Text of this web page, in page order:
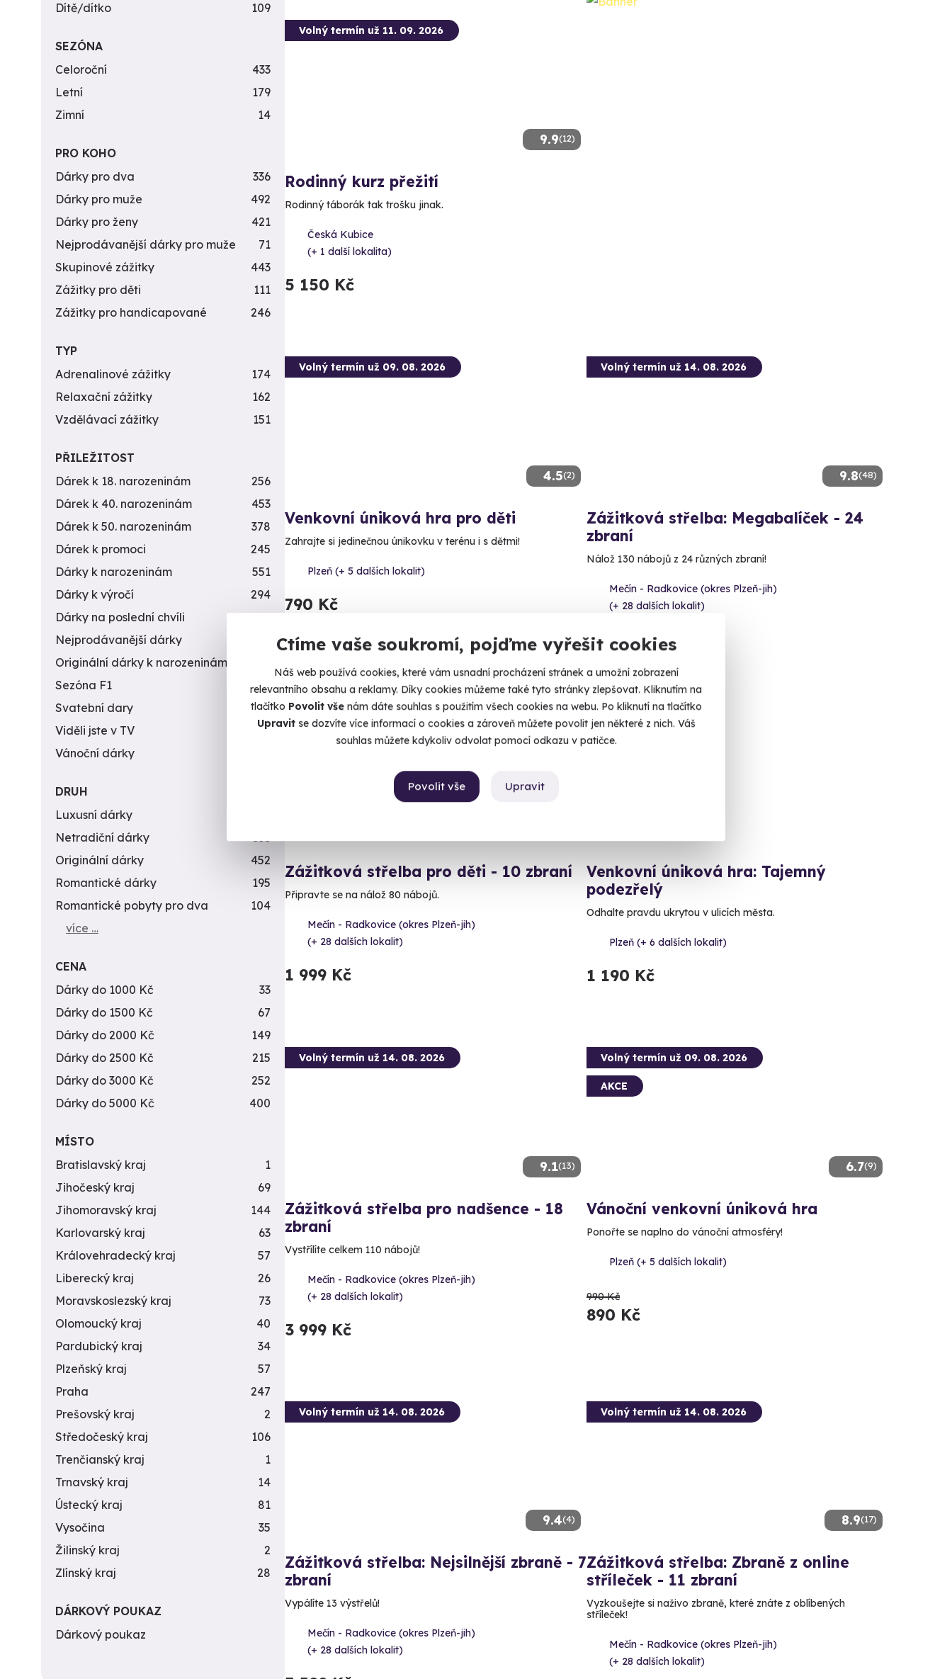
Ctíme vaše soukromí, pojďme vyřešit cookies
Náš web používá cookies, které vám usnadní procházení stránek a umožní zobrazení
relevantního obsahu a reklamy. Díky cookies můžeme také tyto stránky zlepšovat. Kliknutím na
tlačítko Povolit vše nám dáte souhlas s použitím všech cookies na webu. Po kliknutí na tlačítko
Upravitse dozvíte více informací o cookies a zároveň můžete povolit jen některé z nich. Váš
souhlas můžete kdykoliv odvolat pomocí odkazu v patičce.
Upravit
Povolit vše
9.9(12)
Volný termín už 11. 09. 2026
Rodinný kurz přežití
Rodinný táborák tak trošku jinak.
Česká Kubice
(+ 1 další lokalita)
5 150 Kč
4.5(2)
Volný termín už 09. 08. 2026
Venkovní úniková hra pro děti
Zahrajte si jedinečnou únikovku v terénu i s dětmi!
Plzeň (+ 5 dalších lokalit)
790 Kč
9.8(48)
Volný termín už 14. 08. 2026
Zážitková střelba: Megabalíček - 24
zbraní
Nálož 130 nábojů z 24 různých zbraní!
Mečín - Radkovice (okres Plzeň-jih)
(+ 28 dalších lokalit)
4 999 Kč
Volný termín už 14. 08. 2026
Zážitková střelba pro děti - 10 zbraní
Připravte se na nálož 80 nábojů.
Mečín - Radkovice (okres Plzeň-jih)
(+ 28 dalších lokalit)
1 999 Kč
Novinka
Venkovní úniková hra: Tajemný
podezřelý
Odhalte pravdu ukrytou v ulicích města.
Plzeň (+ 6 dalších lokalit)
1 190 Kč
9.1(13)
Volný termín už 14. 08. 2026
Zážitková střelba pro nadšence - 18
zbraní
Vystřílíte celkem 110 nábojů!
Mečín - Radkovice (okres Plzeň-jih)
(+ 28 dalších lokalit)
3 999 Kč
6.7(9)
Volný termín už 09. 08. 2026
AKCE
Vánoční venkovní úniková hra
Ponořte se naplno do vánoční atmosféry!
Plzeň (+ 5 dalších lokalit)
990 Kč
890 Kč
9.4(4)
Volný termín už 14. 08. 2026
Zážitková střelba: Nejsilnější zbraně - 7
zbraní
Vypálíte 13 výstřelů!
Mečín - Radkovice (okres Plzeň-jih)
(+ 28 dalších lokalit)
8.9(17)
Volný termín už 14. 08. 2026
Zážitková střelba: Zbraně z online
stříleček - 11 zbraní
Vyzkoušejte si naživo zbraně, které znáte z oblíbených
stříleček!
Mečín - Radkovice (okres Plzeň-jih)
(+ 28 dalších lokalit)
Dítě/dítko
109
SEZÓNA
Celoroční
433
Letní
179
Zimní
14
PRO KOHO
Dárky pro dva
336
Dárky pro muže
492
Dárky pro ženy
421
Nejprodávanější dárky pro muže
71
Skupinové zážitky
443
Zážitky pro děti
111
Zážitky pro handicapované
246
TYP
Adrenalinové zážitky
174
Relaxační zážitky
162
Vzdělávací zážitky
151
PŘILEŽITOST
Dárek k 18. narozeninám
256
Dárek k 40. narozeninám
453
Dárek k 50. narozeninám
378
Dárek k promoci
245
Dárky k narozeninám
551
Dárky k výročí
294
Dárky na poslední chvíli
450
Nejprodávanější dárky
Originální dárky k narozeninám
Sezóna F1
4
Svatební dary
196
Viděli jste v TV
31
Vánoční dárky
DRUH
Luxusní dárky
Netradiční dárky
353
Originální dárky
452
Romantické dárky
195
Romantické pobyty pro dva
104
více …
CENA
Dárky do 1000 Kč
33
Dárky do 1500 Kč
67
Dárky do 2000 Kč
149
Dárky do 2500 Kč
215
Dárky do 3000 Kč
252
Dárky do 5000 Kč
400
MÍSTO
Bratislavský kraj
1
Jihočeský kraj
69
Jihomoravský kraj
144
Karlovarský kraj
63
Královehradecký kraj
57
Liberecký kraj
26
Moravskoslezský kraj
73
Olomoucký kraj
40
Pardubický kraj
34
Plzeňský kraj
57
Praha
247
Prešovský kraj
2
Středočeský kraj
106
Trenčianský kraj
1
Trnavský kraj
14
Ústecký kraj
81
Vysočina
35
Žilinský kraj
2
Zlínský kraj
28
DÁRKOVÝ POUKAZ
Dárkový poukaz